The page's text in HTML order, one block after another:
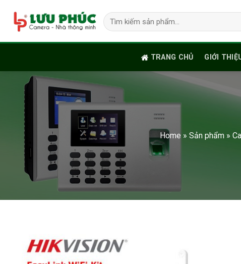
content
Tìm
kiếm:
TRANG CHỦ GIỚI
Home » Sản phẩm »